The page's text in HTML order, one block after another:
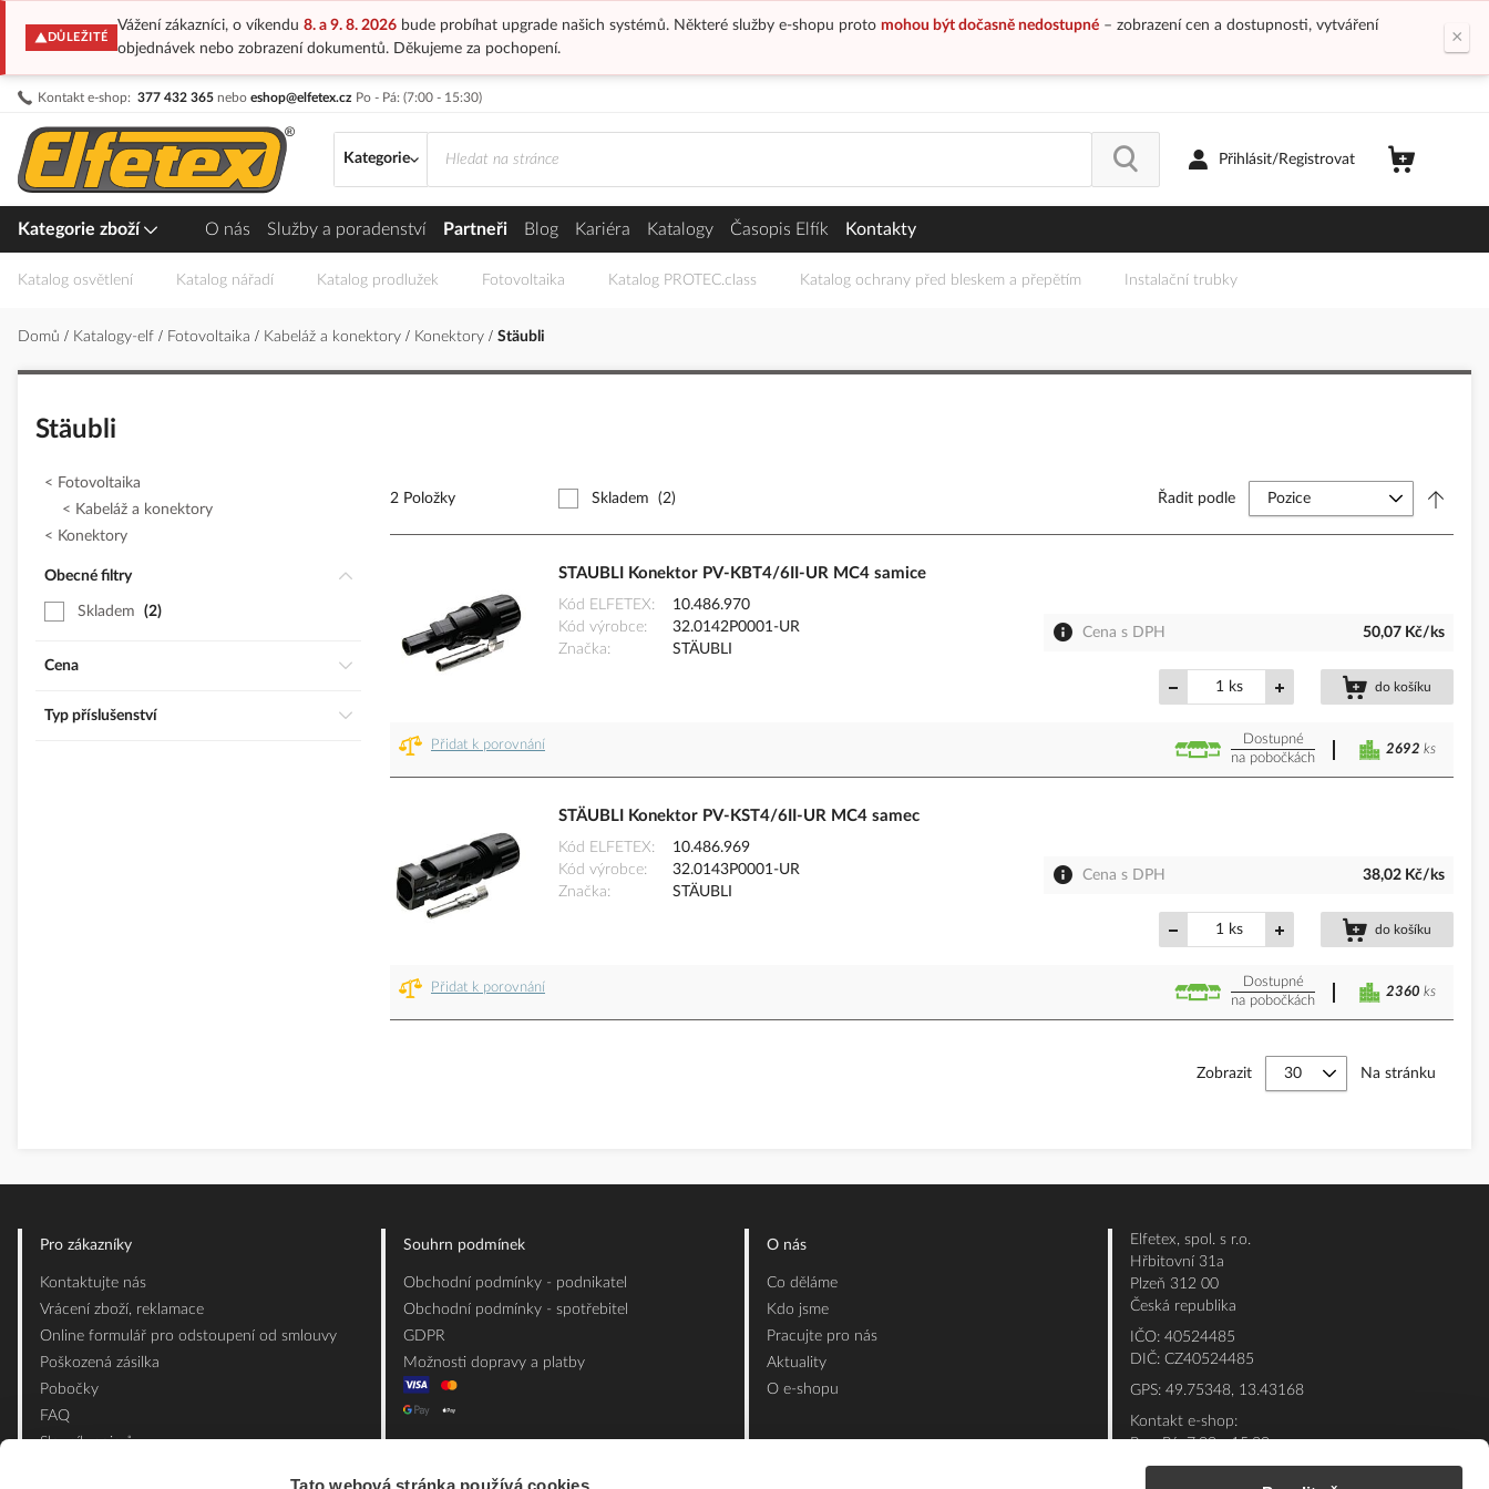
Tato webová stránka používá cookies
DŮLEŽITÉ
Vážení zákazníci, o víkendu 8. a 9. 8. 2026bude probíhat upgrade našich systémů. Některé služby e-shopu proto mohou být dočasně nedostupné– zobrazení cen a dostupnosti, vytváření
objednávek nebo zobrazení dokumentů. Děkujeme za pochopení.
×
Kontakt e-shop: 377 432 365 nebo eshop@elfetex.cz Po - Pá: (7:00 - 15:30)
Přejít
obsah
Kategorie
Přihlásit/Registrovat
Kategorie zboží O nás Služby a poradenství Partneři Blog Kariéra Katalogy Časopis Elfík Kontakty
Katalog osvětlení Katalog nářadí Katalog prodlužek Fotovoltaika Katalog PROTEC.class Katalog ochrany před bleskem a přepětím Instalační trubky
Domů Katalogy-elf Fotovoltaika Kabeláž a konektory Konektory Stäubli
Stäubli
2 Položky Skladem (2) Řadit podle
STAUBLI Konektor PV-KBT4/6II-UR MC4 samice
Kód ELFETEX
10.486.970
Kód výrobce
32.0142P0001-UR
Značka
STÄUBLI
Cena s DPH 50,07 Kč/ks
ks do košíku
Přidat k porovnání
Dostupné
na pobočkách
2692 ks
STÄUBLI Konektor PV-KST4/6II-UR MC4 samec
Kód ELFETEX
10.486.969
Kód výrobce
32.0143P0001-UR
Značka
STÄUBLI
Cena s DPH 38,02 Kč/ks
ks do košíku
Přidat k porovnání
Dostupné
na pobočkách
2360 ks
Zobrazit Na stránku
Fotovoltaika
Kabeláž a konektory
Konektory
Obecné filtry
Skladem 2
Cena
Typ příslušenství
Pro zákazníky
Kontaktujte nás
Vrácení zboží, reklamace
Online formulář pro odstoupení od smlouvy
Poškozená zásilka
Pobočky
FAQ
Slovník pojmů
Souhrn podmínek
Obchodní podmínky - podnikatel
Obchodní podmínky - spotřebitel
GDPR
Možnosti dopravy a platby
O nás
Co děláme
Kdo jsme
Pracujte pro nás
Aktuality
O e-shopu
Elfetex, spol. s r.o.
Hřbitovní 31a
Plzeň 312 00
Česká republika
IČO: 40524485
DIČ: CZ40524485
GPS: 49.75348, 13.43168
Kontakt e-shop:
Po - Pá: 7:00 - 15:30